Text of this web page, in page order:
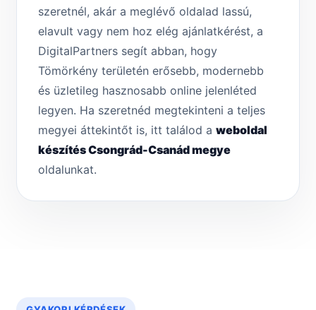
szeretnél, akár a meglévő oldalad lassú,
elavult vagy nem hoz elég ajánlatkérést, a
DigitalPartners segít abban, hogy
Tömörkény területén erősebb, modernebb
és üzletileg hasznosabb online jelenléted
legyen. Ha szeretnéd megtekinteni a teljes
megyei áttekintőt is, itt találod a weboldal
készítés Csongrád-Csanád megye
oldalunkat.